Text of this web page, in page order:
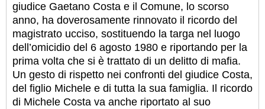
giudice Gaetano Costa e il Comune, lo scorso
anno, ha doverosamente rinnovato il ricordo del
magistrato ucciso, sostituendo la targa nel luogo
dell’omicidio del 6 agosto 1980 e riportando per la
prima volta che si è trattato di un delitto di mafia.
Un gesto di rispetto nei confronti del giudice Costa,
del figlio Michele e di tutta la sua famiglia. Il ricordo
di Michele Costa va anche riportato al suo